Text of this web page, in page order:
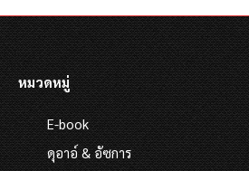
หมวดหมู่
E-book
ดุอาอ์ & อัซการ